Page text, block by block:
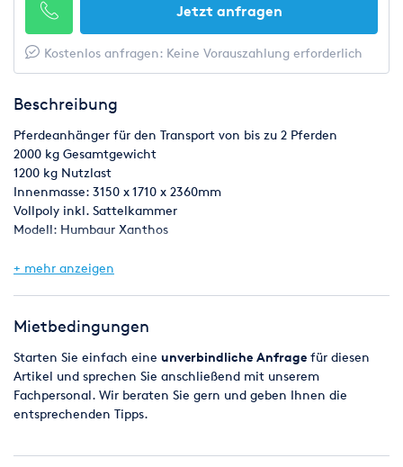
Jetzt anfragen
Kostenlos anfragen: Keine Vorauszahlung erforderlich
Beschreibung
Pferdeanhänger für den Transport von bis zu 2 Pferden
2000 kg Gesamtgewicht
1200 kg Nutzlast
Innenmasse: 3150 x 1710 x 2360mm
Vollpoly inkl. Sattelkammer
Modell: Humbaur Xanthos
13pol Stecker (7pol Adapter gg. Kaution)
+ mehr anzeigen
Mietbedingungen
Starten Sie einfach eine unverbindliche Anfrage für diesen
Artikel und sprechen Sie anschließend mit unserem
Fachpersonal. Wir beraten Sie gern und geben Ihnen die
entsprechenden Tipps.